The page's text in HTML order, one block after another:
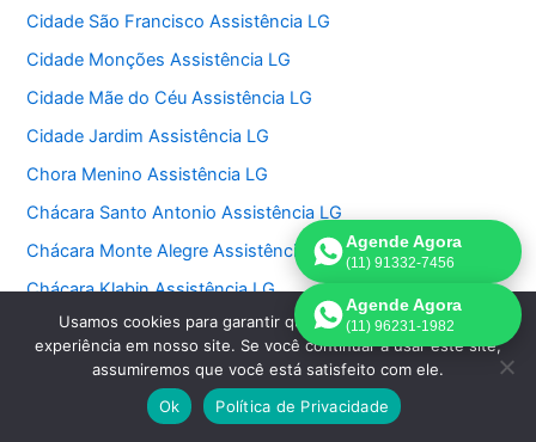
Cidade São Francisco Assistência LG
Cidade Monções Assistência LG
Cidade Mãe do Céu Assistência LG
Cidade Jardim Assistência LG
Chora Menino Assistência LG
Chácara Santo Antonio Assistência LG
Chácara Monte Alegre Assistência LG
Chácara Klabin Assistência LG
Chácara Itaim Assistência LG
Chácara Inglesa Assistência LG
Chácara Flora Assistência LG
Agende Agora
(11) 91332-7456
Agende Agora
(11) 96231-1982
Usamos cookies para garantir que oferecemos a melhor
experiência em nosso site. Se você continuar a usar este site,
assumiremos que você está satisfeito com ele.
Ok
Política de Privacidade